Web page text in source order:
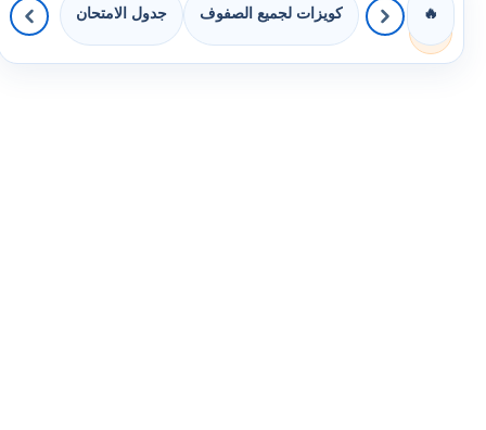
🔥 كويزات لجميع الصفوف جدول الامتحان